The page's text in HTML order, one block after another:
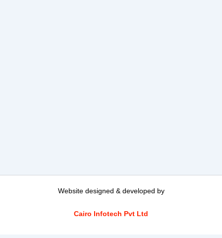
Website designed & developed by
Cairo Infotech Pvt Ltd